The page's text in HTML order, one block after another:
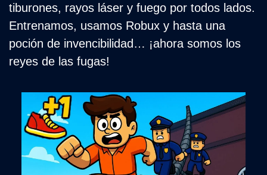
tiburones, rayos láser y fuego por todos lados.
Entrenamos, usamos Robux y hasta una
poción de invencibilidad… ¡ahora somos los
reyes de las fugas!